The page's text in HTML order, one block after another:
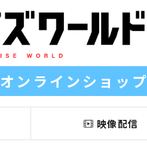
オンラインショップ
映像配信